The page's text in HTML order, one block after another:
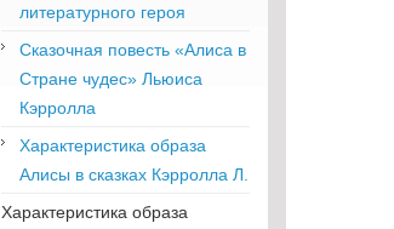
литературного героя
Сказочная повесть «Алиса в
Стране чудес» Льюиса
Кэрролла
Характеристика образа
Алисы в сказках Кэрролла Л.
Характеристика образа